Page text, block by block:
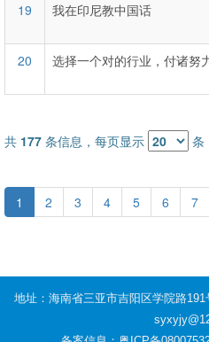
19
我在印尼教中国话
20
选择一个对的行业，付诸努
共 177 条信息，每页显示 条
1 2 3 4 5 6 7
地址：海南省三亚市吉阳区学院路191